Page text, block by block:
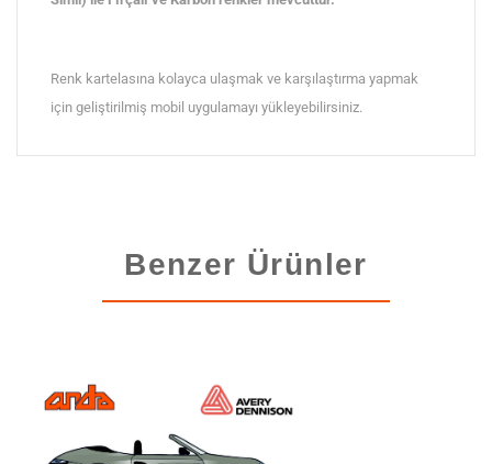
Renk kartelasına kolayca ulaşmak ve karşılaştırma yapmak
için geliştirilmiş mobil uygulamayı yükleyebilirsiniz.
Benzer Ürünler